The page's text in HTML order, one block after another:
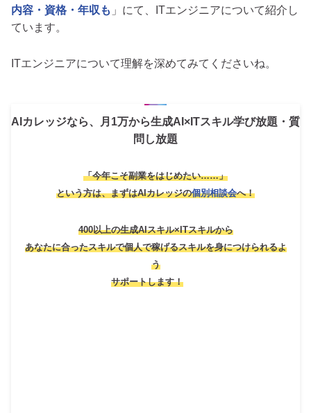
内容・資格・年収も 」にて、ITエンジニアについて紹介し
ています。
ITエンジニアについて理解を深めてみてくださいね。
AIカレッジなら、月1万から生成AI×ITスキル学び放題・質
問し放題
「今年こそ副業をはじめたい……」
という方は、まずはAIカレッジの個別相談会へ！
400以上の生成AIスキル×ITスキルから
あなたに合ったスキルで個人で稼げるスキルを身につけられるよ
う
サポートします！